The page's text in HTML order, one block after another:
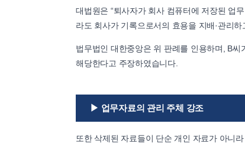
대법원은 “퇴사자가 회사 컴퓨터에 저장된 업
라도 회사가 기록으로서의 효용을 지배·관리
법무법인 대한중앙은 위 판례를 인용하며, B
해당한다고 주장하였습니다.
▶ 업무자료의 관리 주체 강조
또한 삭제된 자료들이 단순 개인 자료가 아니